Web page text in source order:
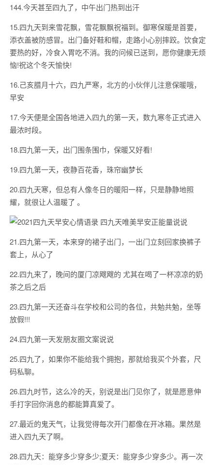
144.今天甚至四九了，中午出门热到出汗
15.四九天到来雪花飘，雪花飘飘祝福到。御寒保暖是首要，
添衣盖被防感冒。出门备好鞋和帽，走路小心别摔跤。饮食定
要热的好，冷食入胃吃不消。我的问候已送到，愿你健康无烦
恼!祝这个冬天愉快!
16.己亥腊月十六，四九严寒，北方的小伙伴儿注意保暖哦，
早安
17.今天便是全国各地进入四九的第一天，数九寒冬正式进入
最浓时段。
18.四九第一天，出门围条围巾，保暖又好看!
19.四九第一天，夜静百花香，珠帘幽梦长
20.四九天寒，但总有人像冬日的暖阳一样，只是静静地照
耀，就很让人温暖了 。
21.四九第一天，本来穿的裙子出门，一出门立刻回家换裤子
套上，从心了
22.四九来了，晚间的厦门凉飕飕的 尤其在喝了一杯凉凉的奶
茶之后之后
23.四九第一天还奋斗在学校和公司的各位，共勉共勉，坐等
放假!!!
24.四九第一天发朋友圈文案说说
25.四九了，如果你不能给我个拥抱，那就给我买个外套，尺
码私聊。
26.四九时节，这么冷的天，别说是出门见你了，就是愿意伸
手打字回你消息的都能算真爱了。
27.最近的鬼天气，让我觉得每次开门都像在开冰箱。果然是
进入四九天了啊。
28.四九天：能穿多少穿多少;夏天：能穿多少穿多少。再一次